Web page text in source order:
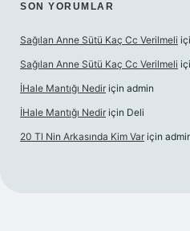
SON YORUMLAR
Sağılan Anne Sütü Kaç Cc Verilmeli
Sağılan Anne Sütü Kaç Cc Verilmeli
İHale Mantığı Nedir için admin
İHale Mantığı Nedir için Deli
20 Tl Nin Arkasında Kim Var için